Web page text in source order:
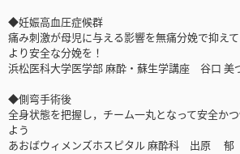
◆妊娠高血圧症候群
痛み刺激が母児に与える影響を無痛分娩で抑えて
より安全な分娩を！
浜松医科大学医学部 麻酔・蘇生学講座 谷口 美
◆側弯手術後
全身状態を把握し，チーム一丸となって安全か
よう
あおばウィメンズホスピタル 麻酔科 出原 郁